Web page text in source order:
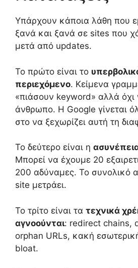
Υπάρχουν κάποια λάθη που
ξανά και ξανά σε sites που
μετά από updates.
Το πρώτο είναι το
περιεχόμενο. Κείμενα
«πιάσουν keyword» αλλά όχι
άνθρωπο. Η Google γίνεται
στο να ξεχωρίζει αυτή τη
Το δεύτερο είναι η
Μπορεί να έχουμε 20
200 αδύναμες. Το συνολικό
site μετράει.
Το τρίτο είναι τα τεχνικά
αγνοούνται: redirect chains,
orphan URLs, κακή
bloat.